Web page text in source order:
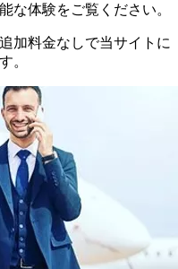
な体験をご覧ください。
加料金なしで当サイトに
。